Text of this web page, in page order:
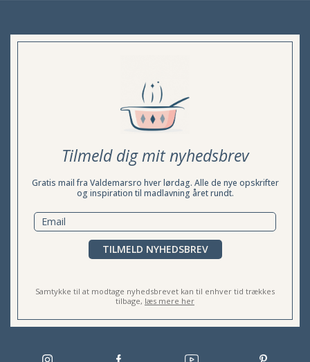
Tilmeld dig mit nyhedsbrev
Gratis mail fra Valdemarsro hver lørdag. Alle de nye opskrifter
og inspiration til madlavning året rundt.
TILMELD NYHEDSBREV
Samtykke til at modtage nyhedsbrevet kan til enhver tid trækkes
tilbage, læs mere her